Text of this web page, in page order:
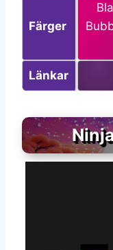
Färger
Länkar